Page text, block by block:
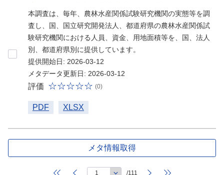
本調査は、毎年、農林水産関係試験研究機関の実態等を調
査し、国、国立研究開発法人、都道府県の農林水産関係試
験研究機関における人員、資金、用地面積等を、国、法人
別、都道府県別に提供しています。
提供開始日: 2026-03-12
メタデータ更新日: 2026-03-12
評価 (0)
PDF XLSX
メタ情報取得
/111